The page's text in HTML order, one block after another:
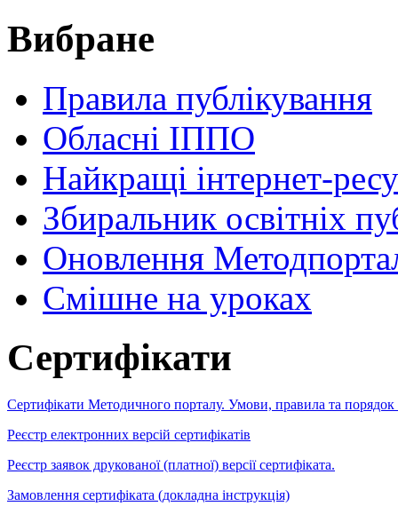
Вибране
Правила публікування
Обласні ІППО
Найкращі інтернет-
Збиральник освітніх
Оновлення
Cмішне на уроках
Сертифікати
Сертифікати Методичного порталу. Умови, правила та порядок
Реєстр електронних версій сертифікатів
Реєстр заявок друкованої (платної) версії сертифіката.
Замовлення сертифіката (докладна інструкція)